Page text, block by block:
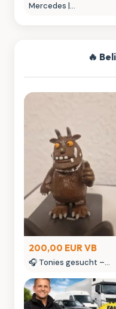
Mercedes |
🔥
200,00 EUR VB
🎧 Tonies gesucht –
seltene Tonies
Sammlerstücke